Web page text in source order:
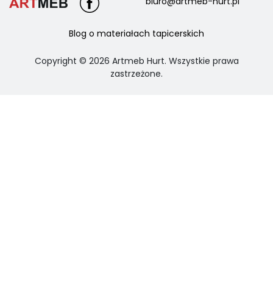
Blog o materiałach tapicerskich
Copyright © 2026 Artmeb Hurt. Wszystkie prawa
zastrzeżone.